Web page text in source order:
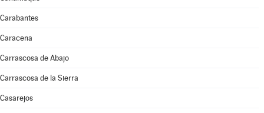
Carabantes
Caracena
Carrascosa de Abajo
Carrascosa de la Sierra
Casarejos